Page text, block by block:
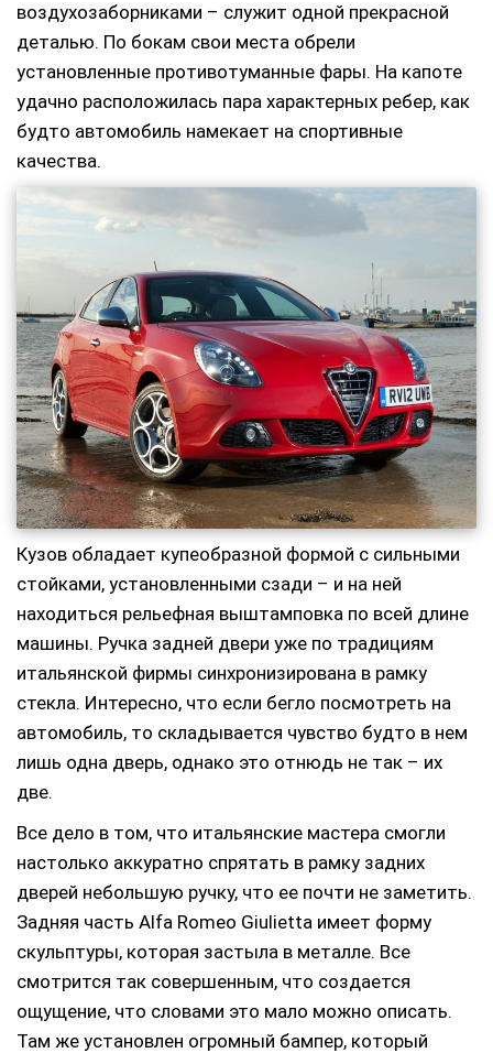
воздухозаборниками – служит одной прекрасной
деталью. По бокам свои места обрели
установленные противотуманные фары. На капоте
удачно расположилась пара характерных ребер, как
будто автомобиль намекает на спортивные
качества.
Кузов обладает купеобразной формой с сильными
стойками, установленными сзади – и на ней
находиться рельефная выштамповка по всей длине
машины. Ручка задней двери уже по традициям
итальянской фирмы синхронизирована в рамку
стекла. Интересно, что если бегло посмотреть на
автомобиль, то складывается чувство будто в нем
лишь одна дверь, однако это отнюдь не так – их
две.
Все дело в том, что итальянские мастера смогли
настолько аккуратно спрятать в рамку задних
дверей небольшую ручку, что ее почти не заметить.
Задняя часть Alfa Romeo Giulietta имеет форму
скульптуры, которая застыла в металле. Все
смотрится так совершенным, что создается
ощущение, что словами это мало можно описать.
Там же установлен огромный бампер, который